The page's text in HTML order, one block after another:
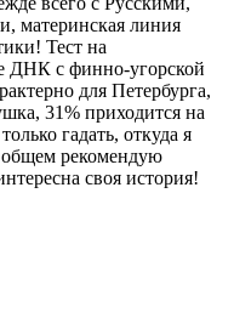
материнская линия
Тест на
ДНК с финно-угорской
для Петербурга,
31% приходится на
гадать, откуда я
общем рекомендую
своя история!